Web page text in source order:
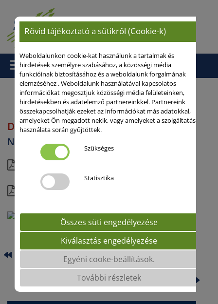
Kezdőlap Napraforgó / DRIVER CL
DRIVER CL
Napraforgó
részletes
CELESTIS HO CLP
Rövid tájékoztató a sütikről (Cookie-k)
Weboldalunkon cookie-kat használunk a tartalmak és
hirdetések személyre szabásához, a közösségi média
funkcióinak biztosításához és a weboldalunk forgalmának
elemzéséhez . Weboldalunk használatával kapcsolatos
információkat megosztjuk közösségi média felületeinken,
hirdetésekben és adatelemző partnereinkkel. Partnereink
összekapcsolhatják ezeket az információkat más adatokkal,
amelyeket Ön megadott nekik, vagy amelyeket a szolgáltatás
használata során gyűjtöttek.
Szükséges
Statisztika
Összes süti engedélyezése
Kiválasztás engedélyezése
Egyéni cooke-beállítások.
További részletek